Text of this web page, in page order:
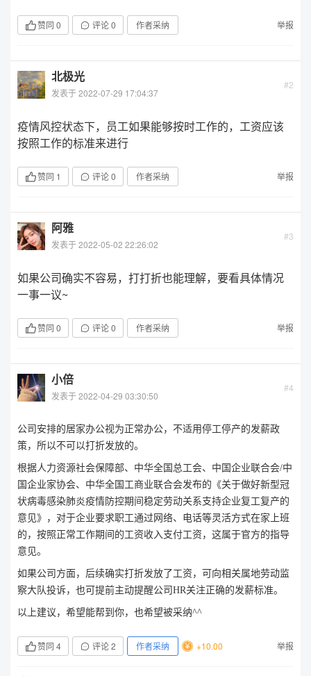
赞同 0 评论0 作者采纳 举报
#2
北极光
发表于 2022-07-29 17:04:37
疫情风控状态下，员工如果能够按时工作的，工资应该
按照工作的标准来进行
赞同 1 评论0 作者采纳 举报
#3
阿雅
发表于 2022-05-02 22:26:02
如果公司确实不容易，打打折也能理解，要看具体情况
一事一议~
赞同 0 评论0 作者采纳 举报
#4
小倍
发表于 2022-04-29 03:30:50
公司安排的居家办公视为正常办公，不适用停工停产的发薪政
策，所以不可以打折发放的。
根据人力资源社会保障部、中华全国总工会、中国企业联合会/中
国企业家协会、中华全国工商业联合会发布的《关于做好新型冠
状病毒感染肺炎疫情防控期间稳定劳动关系支持企业复工复产的
意见》，对于企业要求职工通过网络、电话等灵活方式在家上班
的，按照正常工作期间的工资收入支付工资，这属于官方的指导
意见。
如果公司方面，后续确实打折发放了工资，可向相关属地劳动监
察大队投诉，也可提前主动提醒公司HR关注正确的发薪标准。
以上建议，希望能帮到你，也希望被采纳^^
赞同 4 评论2 作者采纳 +10.00 举报